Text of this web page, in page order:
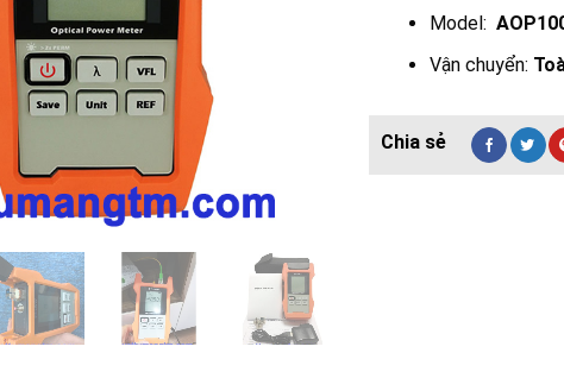
Model:
Vận chuyển: